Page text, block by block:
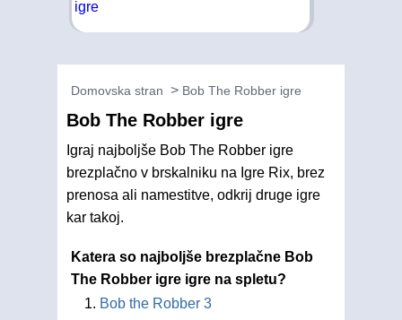
Domovska stran Bob The Robber igre
Bob The Robber igre
Igraj najboljše Bob The Robber igre
brezplačno v brskalniku na Igre Rix, brez
prenosa ali namestitve, odkrij druge igre
kar takoj.
Katera so najboljše brezplačne Bob
The Robber igre igre na spletu?
Bob the Robber 3